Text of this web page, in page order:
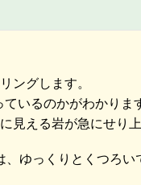
ングします。
いるのかがわかりま
見える岩が急にせり上
ゆっくりとくつろい